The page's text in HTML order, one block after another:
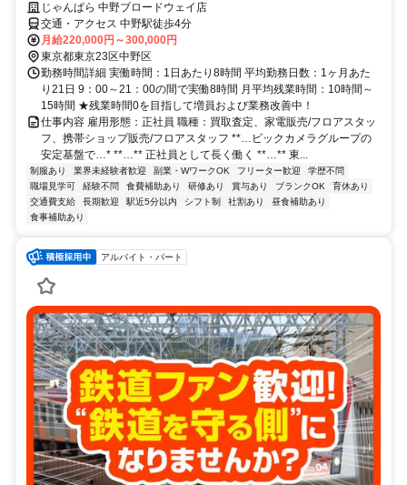
じゃんぱら 中野ブロードウェイ店
交通・アクセス 中野駅徒歩4分
月給220,000円～300,000円
東京都東京23区中野区
勤務時間詳細 実働時間：1日あたり8時間 平均勤務日数：1ヶ月あた
り21日 9：00～21：00の間で実働8時間 月平均残業時間：10時間～
15時間 ★残業時間0を目指して増員および業務改善中！
仕事内容 雇用形態：正社員 職種：買取査定、家電販売/フロアスタッ
フ、携帯ショップ販売/フロアスタッフ **…ビックカメラグループの
安定基盤で…* **…** 正社員として長く働く **…** 東...
制服あり 業界未経験者歓迎 副業・WワークOK フリーター歓迎
学歴不問
職場見学可
経験不問 食費補助あり 研修あり 賞与あり ブランクOK
育休あり
交通費支給
長期歓迎 駅近5分以内 シフト制 社割あり
昼食補助あり
食事補助あり
アルバイト・パート